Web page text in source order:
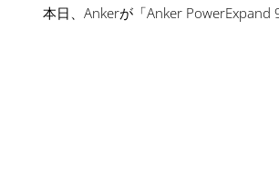
本日、Ankerが「Anker PowerExpand